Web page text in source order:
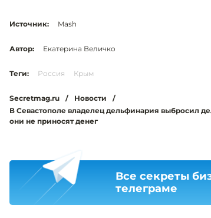
Источник: Mash
Автор: Екатерина Величко
Теги: Россия Крым
Secretmag.ru / Новости
/
В Севастополе владелец дельфинария выбросил
они не приносят денег
Все секреты
телеграме